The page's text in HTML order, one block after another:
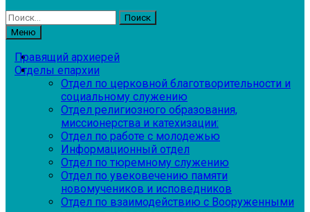
Найти:
Меню
Правящий архиерей
Отделы епархии
Отдел по церковной благотворительности и
социальному служению
Отдел религиозного образования,
миссионерства и катехизации:
Отдел по работе с молодежью
Информационный отдел
Отдел по тюремному служению
Отдел по увековечению памяти
новомучеников и исповедников
Отдел по взаимодействию с Вооруженными